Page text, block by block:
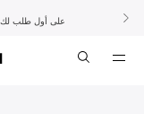
تسوّقي
10% على أول طلب لك بقيمة 1000 درهم
-